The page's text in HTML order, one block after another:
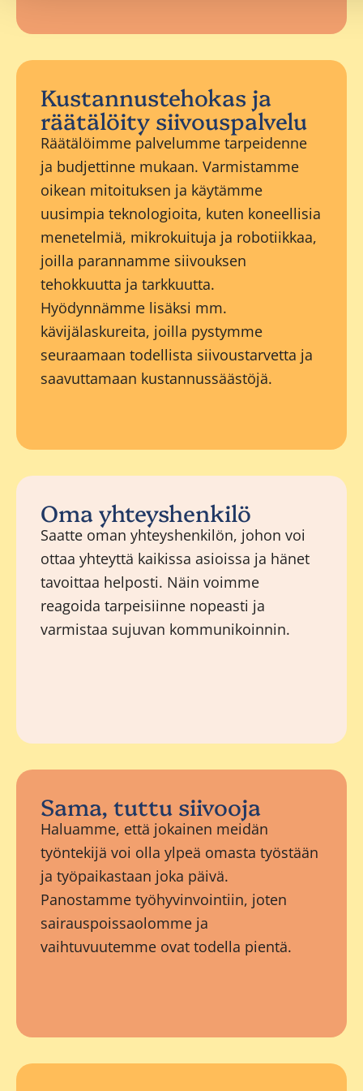
Kustannustehokas ja
räätälöity siivouspalvelu
Räätälöimme palvelumme tarpeidenne
ja budjettinne mukaan. Varmistamme
oikean mitoituksen ja käytämme
uusimpia teknologioita, kuten koneellisia
menetelmiä, mikrokuituja ja robotiikkaa,
joilla parannamme siivouksen
tehokkuutta ja tarkkuutta.
Hyödynnämme lisäksi mm.
kävijälaskureita, joilla pystymme
seuraamaan todellista siivoustarvetta ja
saavuttamaan kustannussäästöjä.
Oma yhteyshenkilö
Saatte oman yhteyshenkilön, johon voi
ottaa yhteyttä kaikissa asioissa ja hänet
tavoittaa helposti. Näin voimme
reagoida tarpeisiinne nopeasti ja
varmistaa sujuvan kommunikoinnin.
Sama, tuttu siivooja
Haluamme, että jokainen meidän
työntekijä voi olla ylpeä omasta työstään
ja työpaikastaan joka päivä.
Panostamme työhyvinvointiin, joten
sairauspoissaolomme ja
vaihtuvuutemme ovat todella pientä.